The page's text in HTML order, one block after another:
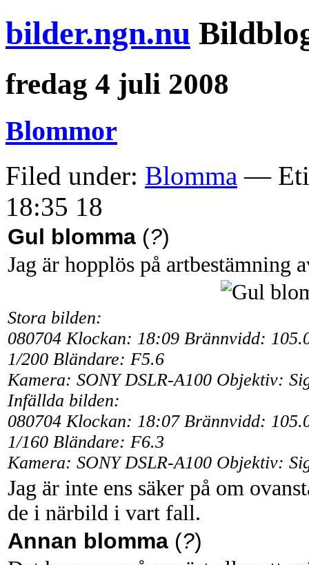
bilder.ngn.nu
fredag 4 juli 2008
Blommor
Filed under: Blomma —
18:35 18
Gul blomma (?)
Jag är hopplös på artbestämning
Stora bilden:
080704 Klockan: 18:09 Brännvidd:
1/200 Bländare: F5.6
Kamera: SONY DSLR-A100 Objektiv:
Infällda bilden:
080704 Klockan: 18:07 Brännvidd:
1/160 Bländare: F6.3
Kamera: SONY DSLR-A100 Objektiv:
Jag är inte ens säker på om
de i närbild i vart fall.
Annan blomma (?)